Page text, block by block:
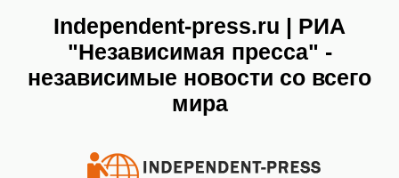
Independent-press.ru | РИА
"Независимая пресса" -
независимые новости со всего
мира